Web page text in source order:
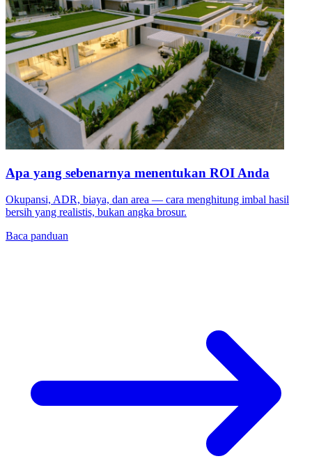
Apa yang sebenarnya menentukan ROI Anda
Okupansi, ADR, biaya, dan area — cara menghitung imbal hasil
bersih yang realistis, bukan angka brosur.
Baca panduan